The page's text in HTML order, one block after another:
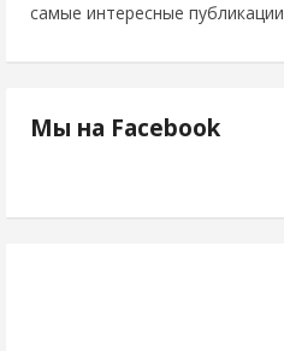
самые интересные публикации
Мы на Facebook